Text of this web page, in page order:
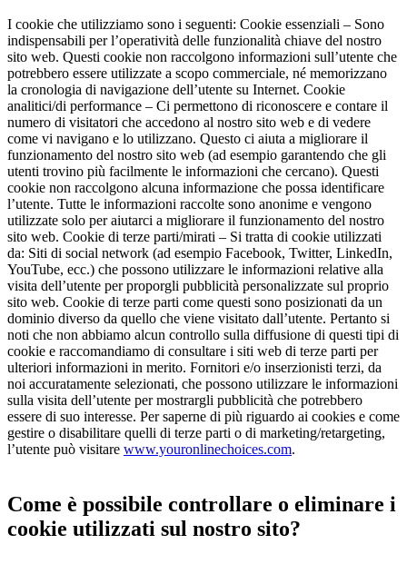
I cookie che utilizziamo sono i seguenti: Cookie essenziali – Sono
indispensabili per l’operatività delle funzionalità chiave del nostro
sito web. Questi cookie non raccolgono informazioni sull’utente che
potrebbero essere utilizzate a scopo commerciale, né memorizzano
la cronologia di navigazione dell’utente su Internet. Cookie
analitici/di performance – Ci permettono di riconoscere e contare il
numero di visitatori che accedono al nostro sito web e di vedere
come vi navigano e lo utilizzano. Questo ci aiuta a migliorare il
funzionamento del nostro sito web (ad esempio garantendo che gli
utenti trovino più facilmente le informazioni che cercano). Questi
cookie non raccolgono alcuna informazione che possa identificare
l’utente. Tutte le informazioni raccolte sono anonime e vengono
utilizzate solo per aiutarci a migliorare il funzionamento del nostro
sito web. Cookie di terze parti/mirati – Si tratta di cookie utilizzati
da: Siti di social network (ad esempio Facebook, Twitter, LinkedIn,
YouTube, ecc.) che possono utilizzare le informazioni relative alla
visita dell’utente per proporgli pubblicità personalizzate sul proprio
sito web. Cookie di terze parti come questi sono posizionati da un
dominio diverso da quello che viene visitato dall’utente. Pertanto si
noti che non abbiamo alcun controllo sulla diffusione di questi tipi di
cookie e raccomandiamo di consultare i siti web di terze parti per
ulteriori informazioni in merito. Fornitori e/o inserzionisti terzi, da
noi accuratamente selezionati, che possono utilizzare le informazioni
sulla visita dell’utente per mostrargli pubblicità che potrebbero
essere di suo interesse. Per saperne di più riguardo ai cookies e come
gestire o disabilitare quelli di terze parti o di marketing/retargeting,
l’utente può visitare www.youronlinechoices.com.
Come è possibile controllare o eliminare i
cookie utilizzati sul nostro sito?